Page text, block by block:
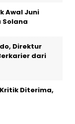
Awal Juni
Solana
Direktur
dari
Diterima,